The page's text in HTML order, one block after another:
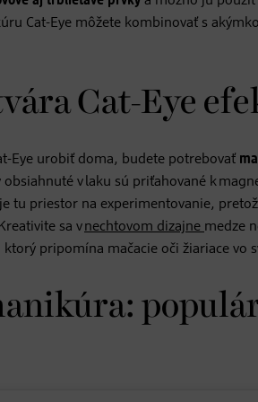
Cat-Eye môžete kombinovať s
Cat-Eye
Eye urobiť doma, budete potrebovať
obsiahnuté v laku sú priťahované k
tu priestor na experimentovanie,
sa vnechtovom dizajne medze
pripomína mačacie oči žiariace vo